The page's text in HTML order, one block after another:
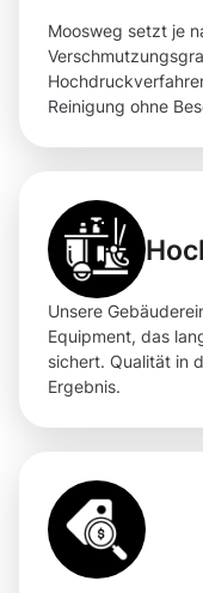
Moosweg setzt je
Reinigung ohne
Unsere
Equipment, das
sichert. Qualität in
Ergebnis.